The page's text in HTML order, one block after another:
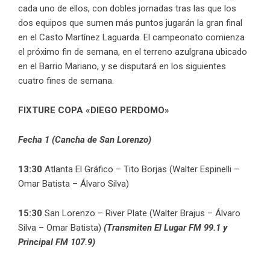
cada uno de ellos, con dobles jornadas tras las que los
dos equipos que sumen más puntos jugarán la gran final
en el Casto Martínez Laguarda. El campeonato comienza
el próximo fin de semana, en el terreno azulgrana ubicado
en el Barrio Mariano, y se disputará en los siguientes
cuatro fines de semana.
FIXTURE COPA «DIEGO PERDOMO»
Fecha 1 (Cancha de San Lorenzo)
13:30 Atlanta El Gráfico – Tito Borjas (Walter Espinelli –
Omar Batista – Álvaro Silva)
15:30 San Lorenzo – River Plate (Walter Brajus – Álvaro
Silva – Omar Batista) (Transmiten El Lugar FM 99.1 y
Principal FM 107.9)